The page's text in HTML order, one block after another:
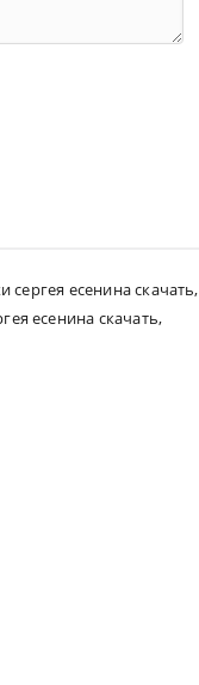
сергея есенина скачать,
есенина скачать,